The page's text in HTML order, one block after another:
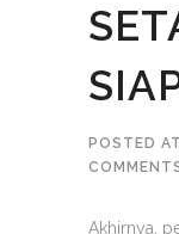
POSTED
Akhirnya,